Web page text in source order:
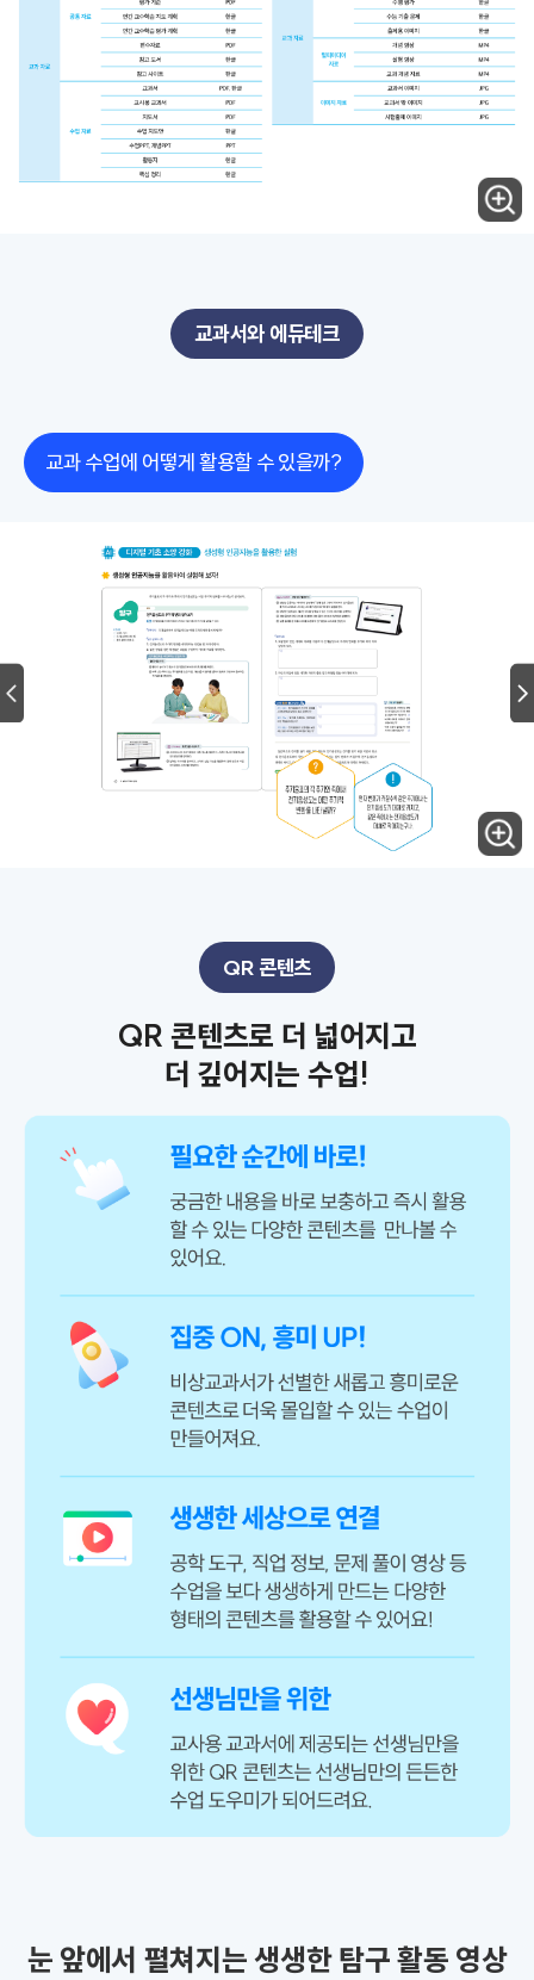
교과서와 에듀테크
교과 수업에 어떻게 활용할 수 있을까?
QR 콘텐츠
QR 콘텐츠로 더 넓어지고
더 깊어지는 수업!
눈 앞에서 펼쳐지는 생생한 탐구 활동 영상